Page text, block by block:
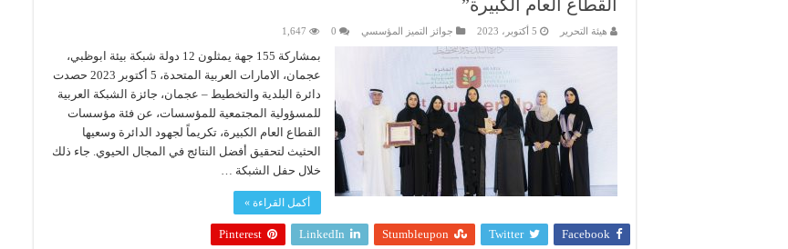
القطاع العام الكبيرة”
هيئة التحرير 5 أكتوبر، 2023 جوائز التميز المؤسسي 0
1,647
بمشاركة 155 جهة يمثلون 12 دولة شبكة بيئة ابوظبي،
عجمان، الامارات العربية المتحدة، 5 أكتوبر 2023 حصدت
دائرة البلدية والتخطيط – عجمان، جائزة الشبكة العربية
للمسؤولية المجتمعية للمؤسسات، عن فئة مؤسسات
القطاع العام الكبيرة، تكريماً لجهود الدائرة وسعيها
الحثيث لتحقيق أفضل النتائج في المجال الحيوي. جاء ذلك
خلال حفل الشبكة …
أكمل القراءة »
Facebook
Twitter
Stumbleupon
LinkedIn
Pinterest